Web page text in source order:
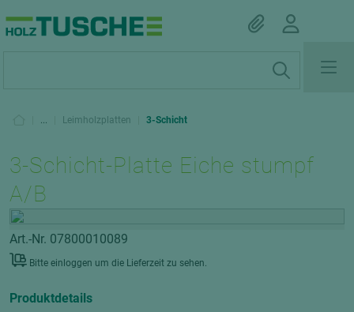
... Leimholzplatten 3-Schicht
3-Schicht-Platte Eiche stumpf
A/B
Art.-Nr. 07800010089
Bitte einloggen um die Lieferzeit zu sehen.
Produktdetails